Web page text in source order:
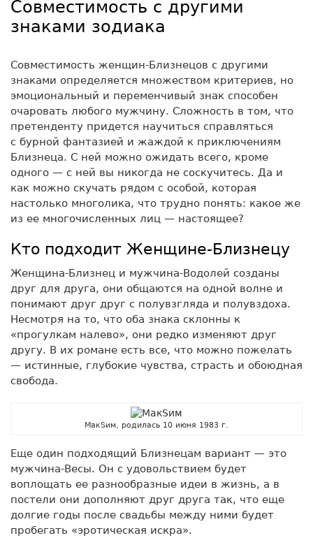
Совместимость с другими
знаками зодиака
Совместимость женщин-Близнецов с другими
знаками определяется множеством критериев, но
эмоциональный и переменчивый знак способен
очаровать любого мужчину. Сложность в том, что
претенденту придется научиться справляться
с бурной фантазией и жаждой к приключениям
Близнеца. С ней можно ожидать всего, кроме
одного — с ней вы никогда не соскучитесь. Да и
как можно скучать рядом с особой, которая
настолько многолика, что трудно понять: какое же
из ее многочис­ленных лиц — настоящее?
Кто подходит Женщине-Близнецу
Женщина-Близнец и мужчина-Водолей созданы
друг для друга, они общаются на одной волне и
понимают друг друг с полувзгляда и полувздоха.
Несмотря на то, что оба знака склонны к
«прогулкам налево», они редко изменяют друг
другу. В их романе есть все, что можно пожелать
— истинные, глубокие чувства, страсть и обоюдная
свобода.
МакSим, родилась 10 июня 1983 г.
Еще один подходящий Близнецам вариант — это
мужчина-Весы. Он с удовольствием будет
воплощать ее разнообразные идеи в жизнь, а в
постели они дополняют друг друга так, что еще
долгие годы после свадьбы между ними будет
пробегать «эротическая искра».